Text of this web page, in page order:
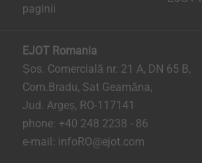
paginii
EJOT Romania
Șos. Comercială nr. 21 A, DN 65 B,
Com.Bradu, Sat Geamăna,
Jud. Argeș, RO-117141
phone: +40 248 2238 - 86
e-mail: infoRO@ejot.com